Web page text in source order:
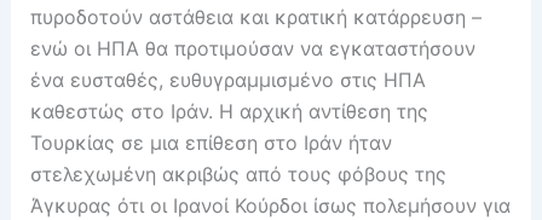
πυροδοτούν αστάθεια και κρατική κατάρρευση –
ενώ οι ΗΠΑ θα προτιμούσαν να εγκαταστήσουν
ένα ευσταθές, ευθυγραμμισμένο στις ΗΠΑ
καθεστώς στο Ιράν. Η αρχική αντίθεση της
Τουρκίας σε μια επίθεση στο Ιράν ήταν
στελεχωμένη ακριβώς από τους φόβους της
Άγκυρας ότι οι Ιρανοί Κούρδοι ίσως πολεμήσουν για